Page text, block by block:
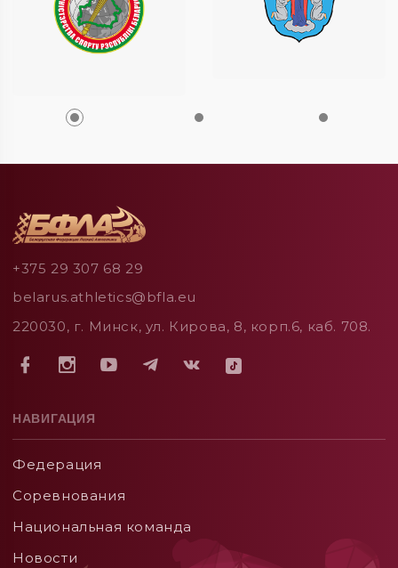
+375 29 307 68 29
belarus.athletics@bfla.eu
220030, г. Минск, ул. Кирова, 8, корп.6, каб. 708.
НАВИГАЦИЯ
Федерация
Соревнования
Национальная команда
Новости